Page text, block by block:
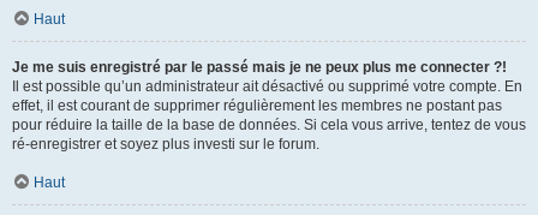
Haut
Je me suis enregistré par le passé mais je ne peux plus me connecter ?!
Il est possible qu’un administrateur ait désactivé ou supprimé votre compte. En
effet, il est courant de supprimer régulièrement les membres ne postant pas
pour réduire la taille de la base de données. Si cela vous arrive, tentez de vous
ré-enregistrer et soyez plus investi sur le forum.
Haut